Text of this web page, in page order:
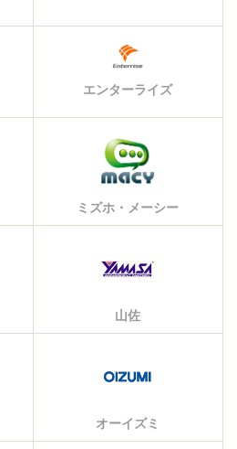
エンターライズ
ミズホ・メーシー
山佐
オーイズミ